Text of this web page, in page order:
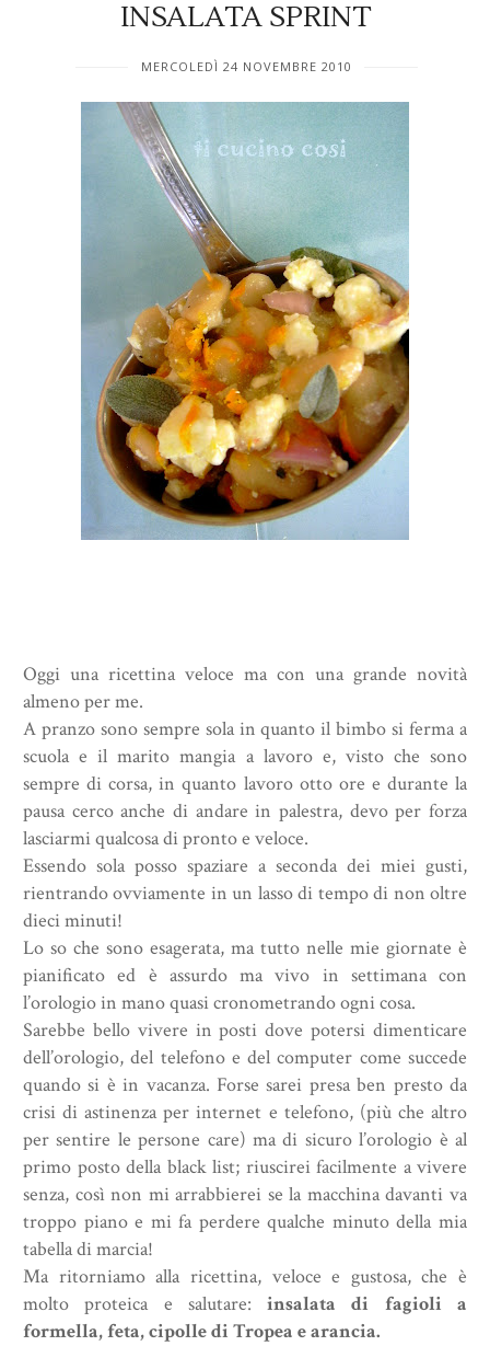
INSALATA SPRINT
MERCOLEDÌ 24 NOVEMBRE 2010
Oggi una ricettina veloce ma con una grande novità
almeno per me.
A pranzo sono sempre sola in quanto il bimbo si ferma a
scuola e il marito mangia a lavoro e, visto che sono
sempre di corsa, in quanto lavoro otto ore e durante la
pausa cerco anche di andare in palestra, devo per forza
lasciarmi qualcosa di pronto e veloce.
Essendo sola posso spaziare a seconda dei miei gusti,
rientrando ovviamente in un lasso di tempo di non oltre
dieci minuti!
Lo so che sono esagerata, ma tutto nelle mie giornate è
pianificato ed è assurdo ma vivo in settimana con
l’orologio in mano quasi cronometrando ogni cosa.
Sarebbe bello vivere in posti dove potersi dimenticare
dell’orologio, del telefono e del computer come succede
quando si è in vacanza. Forse sarei presa ben presto da
crisi di astinenza per internet e telefono, (più che altro
per sentire le persone care) ma di sicuro l’orologio è al
primo posto della black list; riuscirei facilmente a vivere
senza, così non mi arrabbierei se la macchina davanti va
troppo piano e mi fa perdere qualche minuto della mia
tabella di marcia!
Ma ritorniamo alla ricettina, veloce e gustosa, che è
molto proteica e salutare:insalata di fagioli a
formella, feta, cipolle di Tropea e arancia.